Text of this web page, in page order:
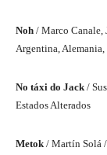
Noh / Marco Canale,
Argentina,
No táxi do Jack /
Estados Alterados
Metok / Martín Solá